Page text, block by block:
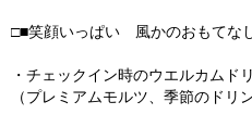
□■笑顔いっぱい 風かのおもてな
・チェックイン時のウエルカムド
（プレミアムモルツ、季節のドリ